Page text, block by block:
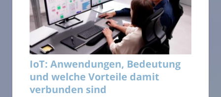
IoT: Anwendungen, Bedeutung
und welche Vorteile damit
verbunden sind